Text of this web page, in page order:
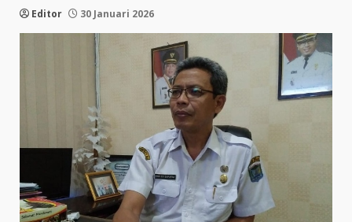
Editor 30 Januari 2026